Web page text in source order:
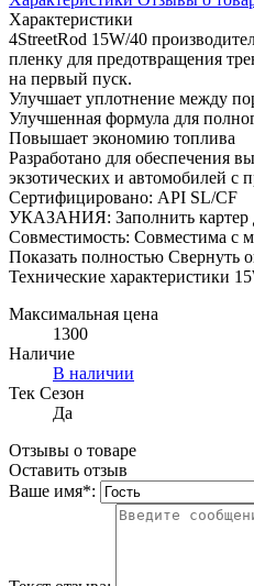
Характеристики
4StreetRod 15W/40
пленку для предотвращения
на первый пуск.
Улучшает уплотнение между
Улучшенная формула для
Повышает экономию топлива
Разработано для обеспечения
экзотических и автомобилей с
Сертифицировано: API SL/CF
УКАЗАНИЯ: Заполнить картер
Совместимость: Совместима с
Показать полностью Свернуть
Технические характеристики
Максимальная цена
1300
Наличие
В наличии
Тек Сезон
Да
Отзывы о товаре
Оставить отзыв
Ваше имя*: